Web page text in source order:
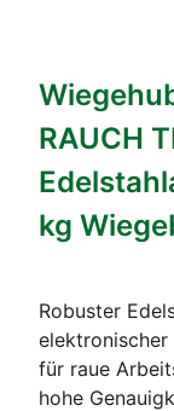
RAUCH
kg
Robuster
elektronischer
für raue
hohe